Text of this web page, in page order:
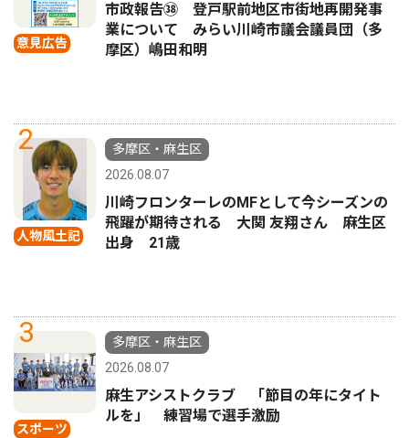
意見広告
市政報告㊳ 登戸駅前地区市街地再開発事
業について みらい川崎市議会議員団（多
摩区）嶋田和明
2
人物風土記
多摩区・麻生区
2026.08.07
川崎フロンターレのMFとして今シーズンの
飛躍が期待される 大関 友翔さん 麻生区
出身 21歳
3
スポーツ
多摩区・麻生区
2026.08.07
麻生アシストクラブ 「節目の年にタイト
ルを」 練習場で選手激励